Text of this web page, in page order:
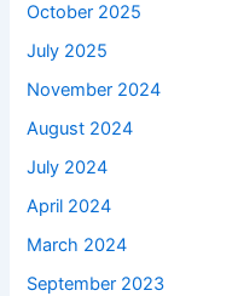
October 2025
July 2025
November 2024
August 2024
July 2024
April 2024
March 2024
September 2023